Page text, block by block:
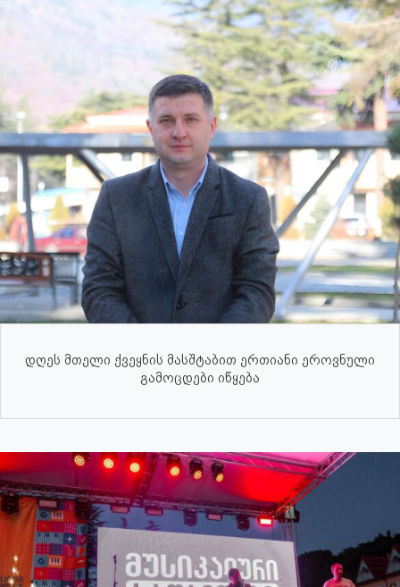
დღეს მთელი ქვეყნის მასშტაბით ერთიანი ეროვნული
გამოცდები იწყება